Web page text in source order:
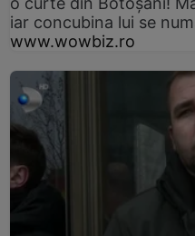
iar concubina lui se
www.wowbiz.ro